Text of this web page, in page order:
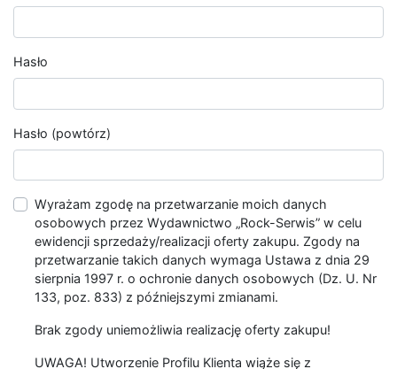
Hasło
Hasło (powtórz)
Wyrażam zgodę na przetwarzanie moich danych
osobowych przez Wydawnictwo „Rock-Serwis” w celu
ewidencji sprzedaży/realizacji oferty zakupu. Zgody na
przetwarzanie takich danych wymaga Ustawa z dnia 29
sierpnia 1997 r. o ochronie danych osobowych (Dz. U. Nr
133, poz. 833) z późniejszymi zmianami.
Brak zgody uniemożliwia realizację oferty zakupu!
UWAGA! Utworzenie Profilu Klienta wiąże się z